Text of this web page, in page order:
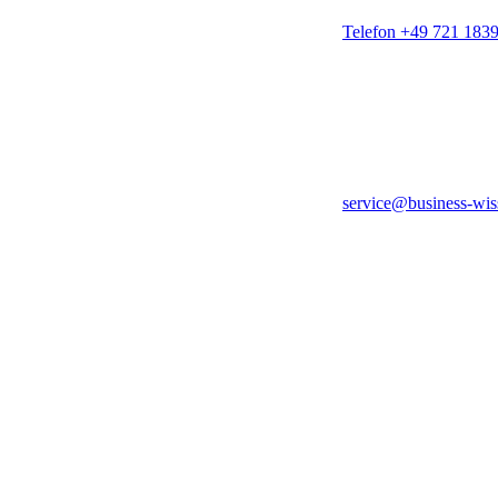
Telefon +49 721
service@business-